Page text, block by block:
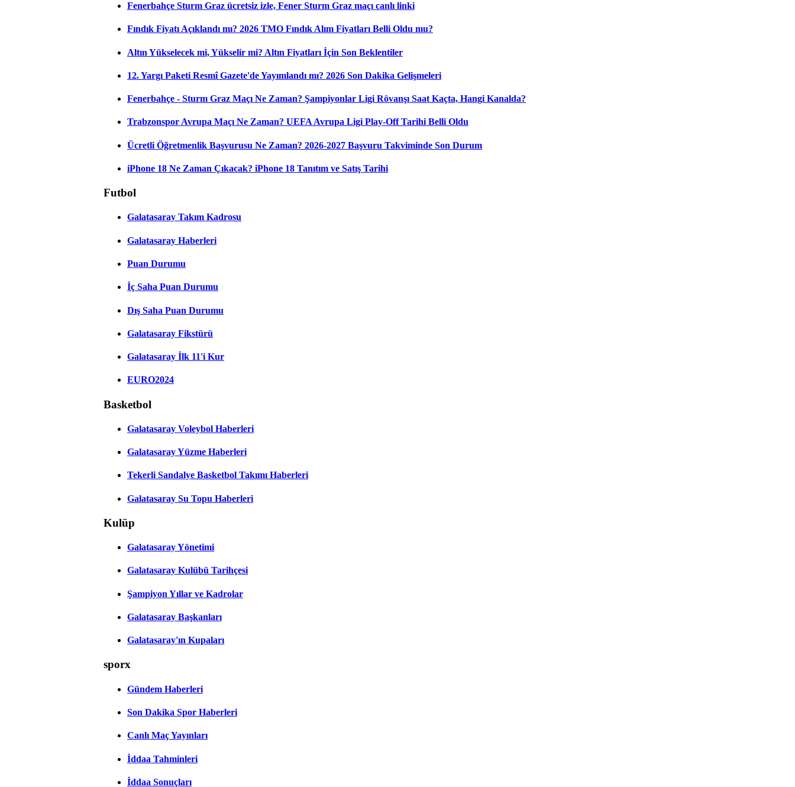
Fenerbahçe Sturm Graz ücretsiz izle, Fener Sturm Graz maçı canlı linki
Fındık Fiyatı Açıklandı mı? 2026 TMO Fındık Alım Fiyatları Belli Oldu mu?
Altın Yükselecek mi, Yükselir mi? Altın Fiyatları İçin Son Beklentiler
12. Yargı Paketi Resmî Gazete'de Yayımlandı mı? 2026 Son Dakika Gelişmeleri
Fenerbahçe - Sturm Graz Maçı Ne Zaman? Şampiyonlar Ligi Rövanşı Saat Kaçta, Hangi Kanalda?
Trabzonspor Avrupa Maçı Ne Zaman? UEFA Avrupa Ligi Play-Off Tarihi Belli Oldu
Ücretli Öğretmenlik Başvurusu Ne Zaman? 2026-2027 Başvuru Takviminde Son Durum
iPhone 18 Ne Zaman Çıkacak? iPhone 18 Tanıtım ve Satış Tarihi
Futbol
Galatasaray Takım Kadrosu
Galatasaray Haberleri
Puan Durumu
İç Saha Puan Durumu
Dış Saha Puan Durumu
Galatasaray Fikstürü
Galatasaray İlk 11'i Kur
EURO2024
Basketbol
Galatasaray Voleybol Haberleri
Galatasaray Yüzme Haberleri
Tekerli Sandalye Basketbol Takımı Haberleri
Galatasaray Su Topu Haberleri
Kulüp
Galatasaray Yönetimi
Galatasaray Kulübü Tarihçesi
Şampiyon Yıllar ve Kadrolar
Galatasaray Başkanları
Galatasaray'ın Kupaları
sporx
Gündem Haberleri
Son Dakika Spor Haberleri
Canlı Maç Yayınları
İddaa Tahminleri
İddaa Sonuçları